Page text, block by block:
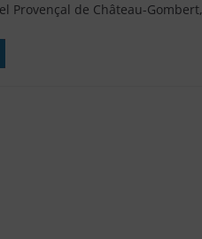
Provençal de Château-Gombert,